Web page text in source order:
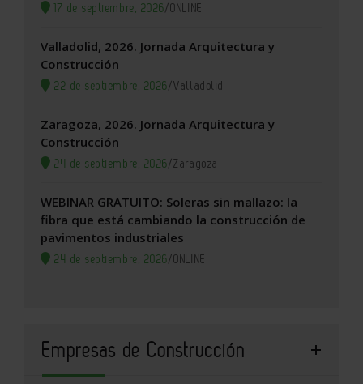
17 de septiembre, 2026/ONLINE
Valladolid, 2026. Jornada Arquitectura y
Construcción
22 de septiembre, 2026/Valladolid
Zaragoza, 2026. Jornada Arquitectura y
Construcción
24 de septiembre, 2026/Zaragoza
WEBINAR GRATUITO: Soleras sin mallazo: la
fibra que está cambiando la construcción de
pavimentos industriales
24 de septiembre, 2026/ONLINE
Empresas de Construcción